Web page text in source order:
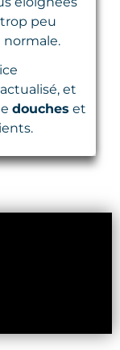
trop peu
actualisé, et
douches et